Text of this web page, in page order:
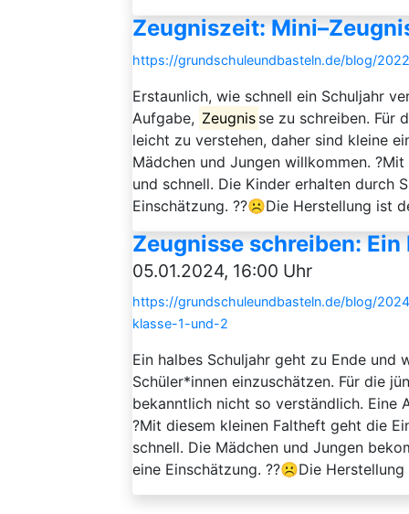
Zeugniszeit:
https://grundschuleundbasteln.de/blog/
Erstaunlich, wie schnell ein Schuljahr
Aufgabe, Zeugnis se zu schreiben. Für
leicht zu verstehen, daher sind kleine
Mädchen und Jungen willkommen.
und schnell. Die Kinder erhalten durch
Einschätzung. ??☹️Die Herstellung ist
Zeugnisse schreiben:
05.01.2024, 16:00 Uhr
https://grundschuleundbasteln.de/blog/
klasse-1-und-2
Ein halbes Schuljahr geht zu Ende
Schüler*innen einzuschätzen. Für die
bekanntlich nicht so verständlich. Eine
?️Mit diesem kleinen Faltheft geht die
schnell. Die Mädchen und Jungen
eine Einschätzung. ??☹️Die Herstellung